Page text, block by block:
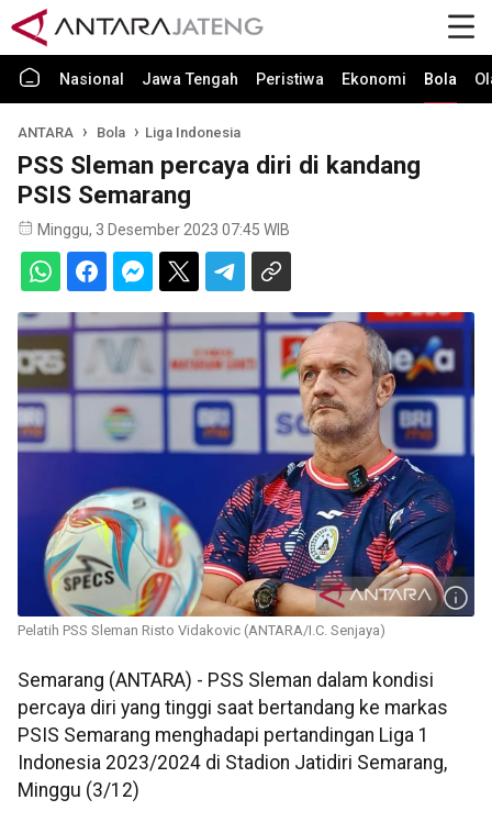
Nasional Jawa Tengah Peristiwa Ekonomi Bola
ANTARA Bola Liga Indonesia
PSS Sleman percaya diri di kandang
PSIS Semarang
Minggu, 3 Desember 2023 07:45 WIB
Pelatih PSS Sleman Risto Vidakovic (ANTARA/I.C. Senjaya)
Semarang (ANTARA) - PSS Sleman dalam kondisi
percaya diri yang tinggi saat bertandang ke markas
PSIS Semarang menghadapi pertandingan Liga 1
Indonesia 2023/2024 di Stadion Jatidiri Semarang,
Minggu (3/12)